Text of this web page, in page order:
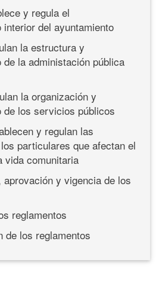
y regula el
interior del ayuntamiento
la estructura y
de la administación pública
la organización y
de los servicios públicos
y regulan las
particulares que afectan el
vida comunitaria
aprovación y vigencia de los
reglamentos
de los reglamentos